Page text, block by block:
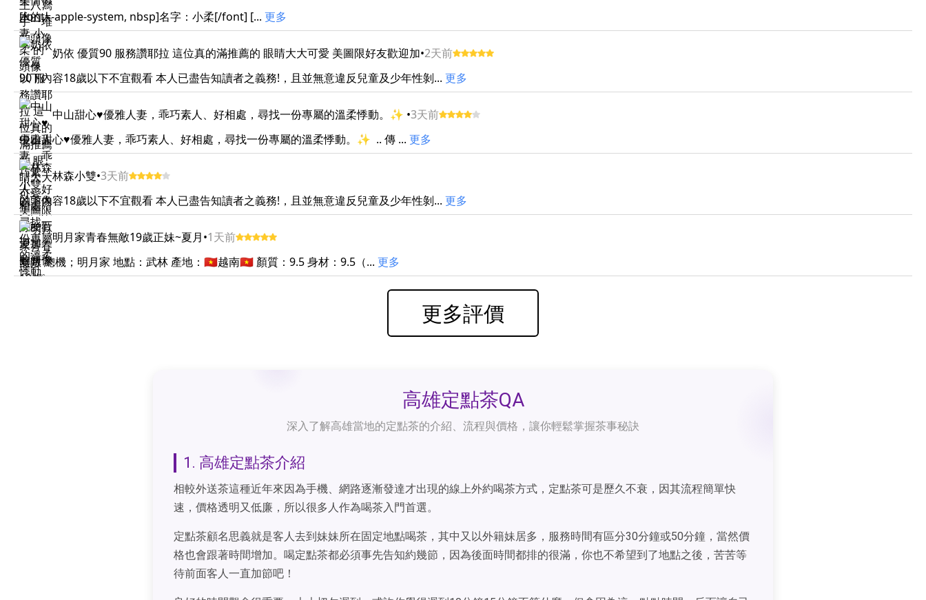
[font=-apple-system, nbsp]名字：小柔[/font] [... 更多
奶依 優質90 服務讚耶拉 這位真的滿推薦的 眼睛大大可愛 美圖限好友歡迎加•2天前
以下內容18歲以下不宜觀看 本人已盡告知讀者之義務!，且並無意違反兒童及少年性剝... 更多
中山甜心♥️優雅人妻，乖巧素人、好相處，尋找一份專屬的溫柔悸動。✨ •3天前
中山甜心♥️優雅人妻，乖巧素人、好相處，尋找一份專屬的溫柔悸動。✨ .. 傳 ... 更多
林森小雙•3天前
以下內容18歲以下不宜觀看 本人已盡告知讀者之義務!，且並無意違反兒童及少年性剝... 更多
明月家青春無敵19歲正妹~夏月•1天前
夏月 總機；明月家 地點：武林 產地：🇻🇳越南🇻🇳 顏質：9.5 身材：9.5（... 更多
更多評價
高雄定點茶QA
深入了解高雄當地的定點茶的介紹、流程與價格，讓你輕鬆掌握茶事秘訣
1. 高雄定點茶介紹
相較外送茶這種近年來因為手機、網路逐漸發達才出現的線上外約喝茶方式，定點茶可是歷久不衰，因其流程簡單快
速，價格透明又低廉，所以很多人作為喝茶入門首選。
定點茶顧名思義就是客人去到妹妹所在固定地點喝茶，其中又以外籍妹居多，服務時間有區分30分鐘或50分鐘，當然價
格也會跟著時間增加。喝定點茶都必須事先告知約幾節，因為後面時間都排的很滿，你也不希望到了地點之後，苦苦等
待前面客人一直加節吧！